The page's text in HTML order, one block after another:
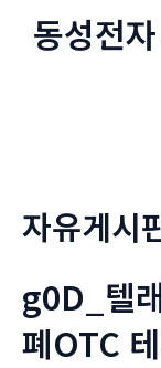
동성전
자유게시
g0D_텔
폐OTC